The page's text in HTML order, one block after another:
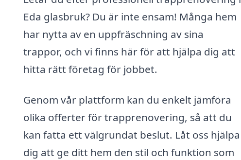
Eda glasbruk? Du är inte ensam! Många hem
har nytta av en uppfräschning av sina
trappor, och vi finns här för att hjälpa dig att
hitta rätt företag för jobbet.
Genom vår plattform kan du enkelt jämföra
olika offerter för trapprenovering, så att du
kan fatta ett välgrundat beslut. Låt oss hjälpa
dig att ge ditt hem den stil och funktion som